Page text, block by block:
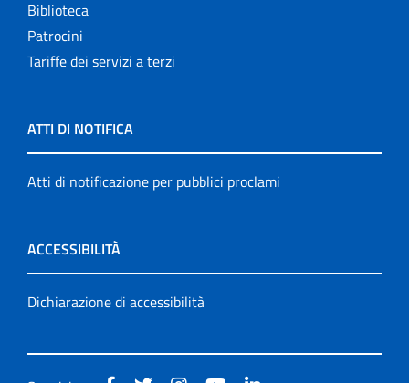
Biblioteca
Patrocini
Tariffe dei servizi a terzi
ATTI DI NOTIFICA
Atti di notificazione per pubblici proclami
ACCESSIBILITÀ
Dichiarazione di accessibilità